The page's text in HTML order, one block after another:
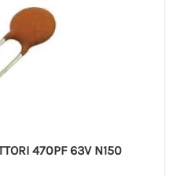
470PF 63V N150